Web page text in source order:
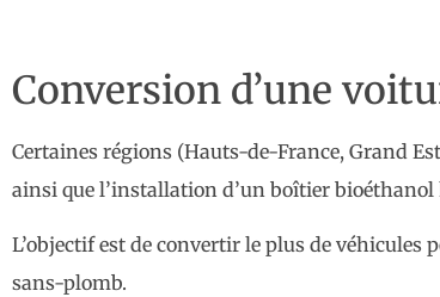
Conversion d’une
Certaines régions (Hauts-de-France, Grand
ainsi que l’installation d’un boîtier
L’objectif est de convertir le plus de
sans-plomb.